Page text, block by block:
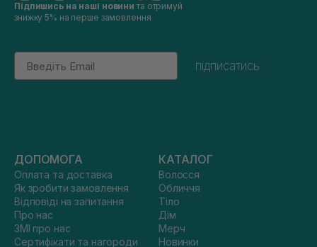
Підпишись на наші новини та отримуй
знижку 5% на перше замовлення
Email
підписатись
ДОПОМОГА
Оплата та доставка
Як зробити замовлення
Відповіді на запитання
Про нас
ЗМІ про нас
Сертифікати та нагороди
КАТАЛОГ
Волосся
Обличчя
Тіло
Дім
Мерч
Новинки